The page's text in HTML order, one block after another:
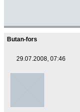
Butan-fors
29.07.2008, 07:46